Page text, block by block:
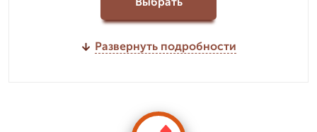
Развернуть подробности